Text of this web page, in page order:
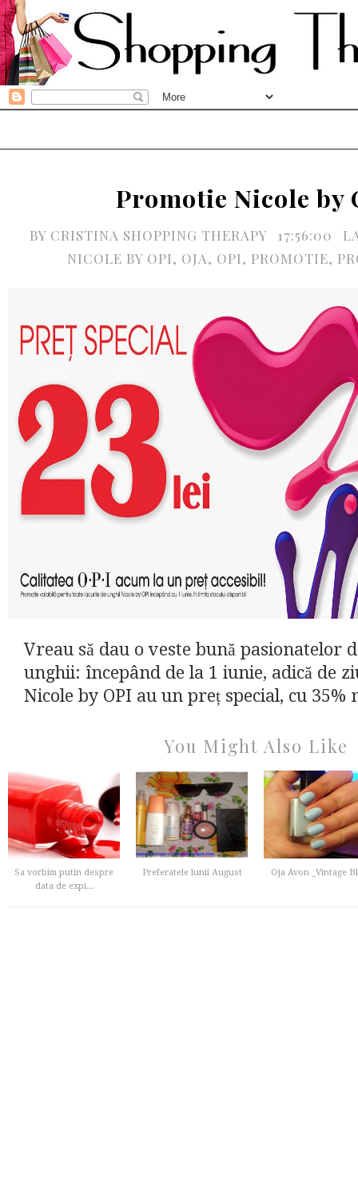
Promotie Nicole by
BY CRISTINA SHOPPING THERAPY 17:56:00
NICOLE BY OPI, OJA, OPI, PROMOTIE,
Vreau să dau o veste bună pasionatelor
unghii: începând de la 1 iunie, adică de
Nicole by OPI au un preț special, cu 35%
You Might Also Like
Sa vorbim putin despre
data de expi...
Preferatele lunii August Oja Avon _Vintage